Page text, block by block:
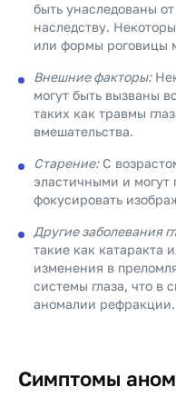
быть унаследованы
наследству.
или формы роговицы
Внешние факторы:
могут быть вызваны
таких как травмы
вмешательства.
Старение:С
эластичными и могут
фокусировать
Другие заболевания
такие как катаракта
изменения в
системы глаза, что в
аномалии рефракции.
Симптомы